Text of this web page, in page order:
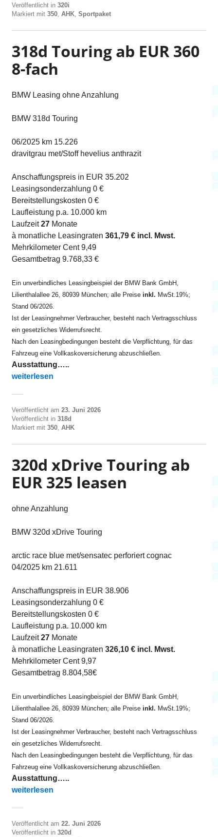
Veröffentlicht in 320i
Markiert mit 350, AHK, Sportpaket
318d Touring ab EUR 360
8-fach
BMW Leasing ohne Anzahlung
BMW 318d Touring
06/2025 km 15.226
dravitgrau met/Stoff hevelius anthrazit
Anschaffungspreis in EUR 35.202
Leasingsonderzahlung 0 €
Bereitstellungskosten 0 €
Laufleistung p.a. 10.000 km
Laufzeit27 Monate
à monatliche Leasingraten 361,79 € incl. Mwst.
Mehrkilometer Cent 9,49
Gesamtbetrag 9.768,33 €
Ein unverbindliches Leasingbeispiel der BMW Bank GmbH,
Lilienthalallee 26, 80939 München; alle Preise inkl. MwSt.19%;
Stand 06/2026.
Ist der Leasingnehmer Verbraucher, besteht nach Vertragsschluss
ein gesetzliches Widerrufsrecht.
Nach den Leasingbedingungen besteht die Verpflichtung, für das
Fahrzeug eine Vollkaskoversicherung abzuschließen.
Ausstattung…..
„318d Touring ab EUR 360 8-fach“
weiterlesen
Veröffentlicht am 23. Juni 2026
Veröffentlicht in 318d
Markiert mit 350, AHK
320d xDrive Touring ab
EUR 325 leasen
ohne Anzahlung
BMW 320d xDrive Touring
arctic race blue met/sensatec perforiert cognac
04/2025 km 21.611
Anschaffungspreis in EUR 38.906
Leasingsonderzahlung 0 €
Bereitstellungskosten 0 €
Laufleistung p.a. 10.000 km
Laufzeit27 Monate
à monatliche Leasingraten 326,10 € incl. Mwst.
Mehrkilometer Cent 9,97
Gesamtbetrag 8.804,58€
Ein unverbindliches Leasingbeispiel der BMW Bank GmbH,
Lilienthalallee 26, 80939 München; alle Preise inkl. MwSt.19%;
Stand 06/2026.
Ist der Leasingnehmer Verbraucher, besteht nach Vertragsschluss
ein gesetzliches Widerrufsrecht.
Nach den Leasingbedingungen besteht die Verpflichtung, für das
Fahrzeug eine Vollkaskoversicherung abzuschließen.
Ausstattung…..
„320d xDrive Touring ab EUR 325 leasen“
weiterlesen
Veröffentlicht am 22. Juni 2026
Veröffentlicht in 320d